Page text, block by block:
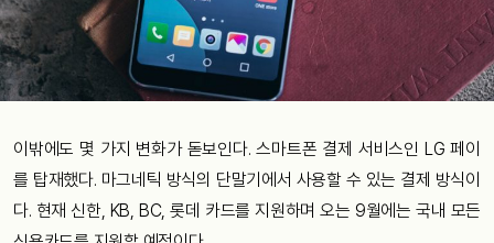
이밖에도 몇 가지 변화가 돋보인다. 스마트폰 결제 서비스인 LG 페이
를 탑재했다. 마그네틱 방식의 단말기에서 사용할 수 있는 결제 방식이
다. 현재 신한, KB, BC, 롯데 카드를 지원하며 오는 9월에는 국내 모든